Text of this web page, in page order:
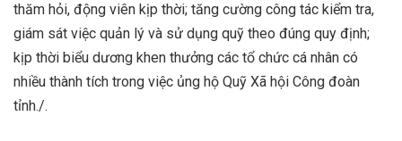
thăm hỏi, động viên kịp thời; tăng cường công tác kiểm tra,
giám sát việc quản lý và sử dụng quỹ theo đúng quy định;
kịp thời biểu dương khen thưởng các tổ chức cá nhân có
nhiều thành tích trong việc ủng hộ Quỹ Xã hội Công đoàn
tỉnh./.